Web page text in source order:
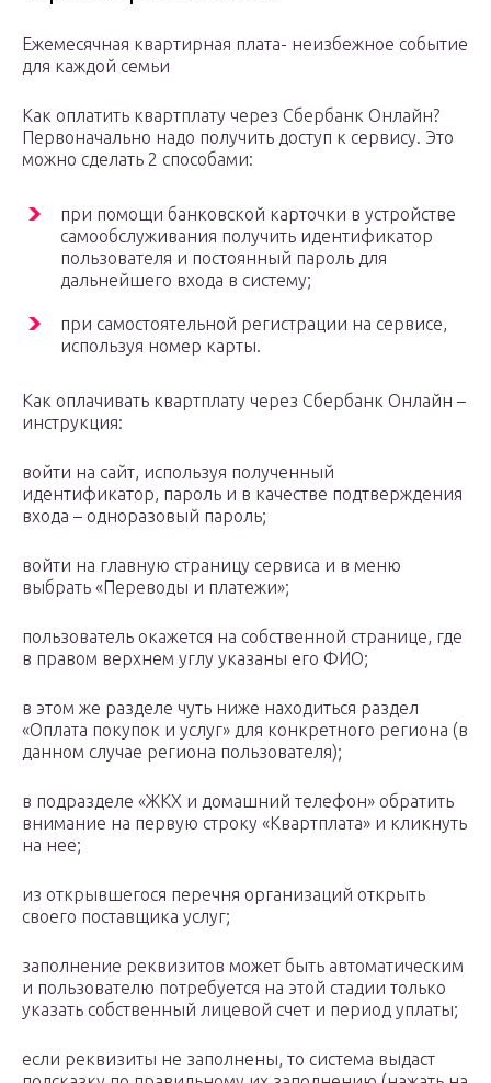
Ежемесячная квартирная плата- неизбежное событие
для каждой семьи
Как оплатить квартплату через Сбербанк Онлайн?
Первоначально надо получить доступ к сервису. Это
можно сделать 2 способами:
при помощи банковской карточки в устройстве
самообслуживания получить идентификатор
пользователя и постоянный пароль для
дальнейшего входа в систему;
при самостоятельной регистрации на сервисе,
используя номер карты.
Как оплачивать квартплату через Сбербанк Онлайн –
инструкция:
войти на сайт, используя полученный
идентификатор, пароль и в качестве подтверждения
входа – одноразовый пароль;
войти на главную страницу сервиса и в меню
выбрать «Переводы и платежи»;
пользователь окажется на собственной странице, где
в правом верхнем углу указаны его ФИО;
в этом же разделе чуть ниже находиться раздел
«Оплата покупок и услуг» для конкретного региона (в
данном случае региона пользователя);
в подразделе «ЖКХ и домашний телефон» обратить
внимание на первую строку «Квартплата» и кликнуть
на нее;
из открывшегося перечня организаций открыть
своего поставщика услуг;
заполнение реквизитов может быть автоматическим
и пользователю потребуется на этой стадии только
указать собственный лицевой счет и период уплаты;
если реквизиты не заполнены, то система выдаст